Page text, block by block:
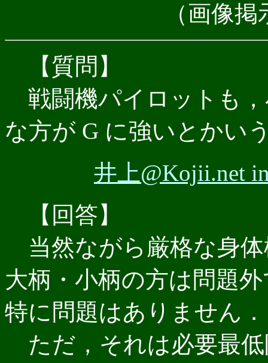
（画像
【質問】
戦闘機パイロットも
な方が G に強いとかい
井上@Kojii.net
【回答】
当然ながら厳格な身
大柄・小柄の方は問題
特に問題はありません．
ただ，それは必要最